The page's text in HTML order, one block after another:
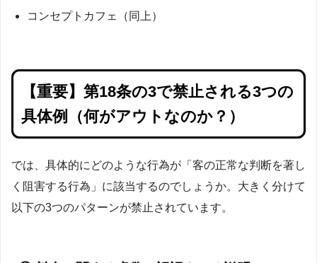
コンセプトカフェ（同上）
【重要】第18条の3で禁止される3つの
具体例（何がアウトなのか？）
では、具体的にどのような行為が「客の正常な判断を著し
く阻害する行為」に該当するのでしょうか。大きく分けて
以下の3つのパターンが禁止されています。